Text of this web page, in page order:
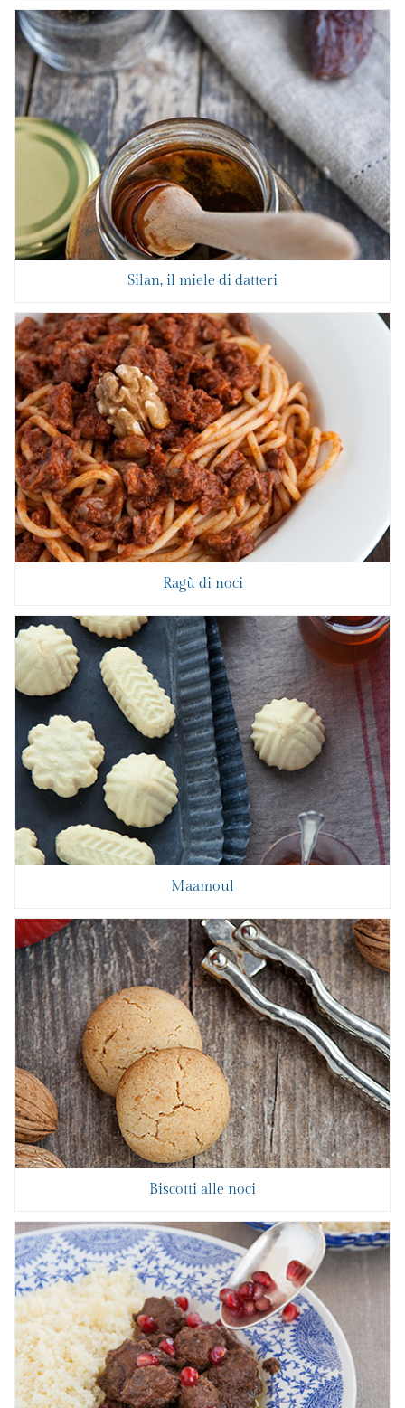
Silan, il miele di datteri
Ragù di noci
Maamoul
Biscotti alle noci